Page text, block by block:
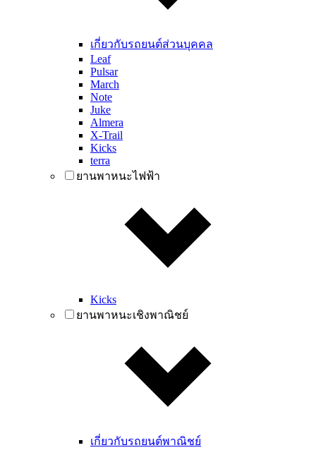
เกี่ยวกับรถยนต์ส่วนบุคคล
Leaf
Pulsar
March
Note
Juke
Almera
X-Trail
Kicks
terra
ยานพาหนะไฟฟ้า
Kicks
ยานพาหนะเชิงพาณิชย์
เกี่ยวกับรถยนต์พาณิชย์